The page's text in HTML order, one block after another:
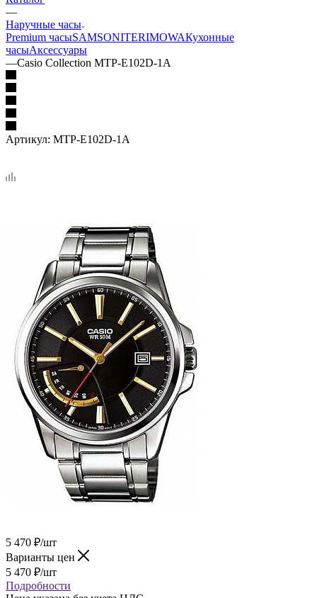
—
Наручные часы
Premium часыSAMSONITERIMOWAКухонные
часыАксессуары
—Casio Collection MTP-E102D-1A
Артикул: MTP-E102D-1A
5 470 ₽/шт
Варианты цен
5 470 ₽/шт
Подробности